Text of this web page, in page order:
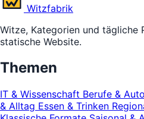
Witzfabrik
Witze, Kategorien und tägliche
statische Website.
Themen
IT & Wissenschaft Berufe &
& Alltag Essen & Trinken